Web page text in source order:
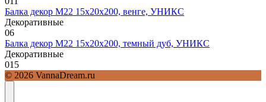
Балка декор М22 15х20х200, венге, УНИКС
Декоративные
06
Балка декор М22 15х20х200, темный дуб, УНИКС
Декоративные
015
© 2026 VannaDream.ru